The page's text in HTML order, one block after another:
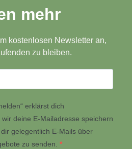
mehr
kostenlosen Newsletter an,
zu bleiben.
erklärst dich
deine E-Mailadresse speichern
gelegentlich E-Mails über
zu senden.